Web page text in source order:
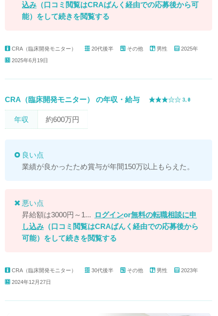
込み （口コミ閲覧はCRAばんく経由での応募後から可
能） をして続きを閲覧する
CRA（臨床開発モニター） 20代後半 その他 男性
2025年
2025年6月19日
CRA（臨床開発モニター） の年収・給与
年収 約600万円
良い点
業績が良かったため賞与が年間150万以上もらえた。
悪い点
昇給額は3000円～1... ログインor無料の転職相談に申
し込み （口コミ閲覧はCRAばんく経由での応募後から
可能） をして続きを閲覧する
CRA（臨床開発モニター） 30代後半 その他 男性
2023年
2024年12月27日